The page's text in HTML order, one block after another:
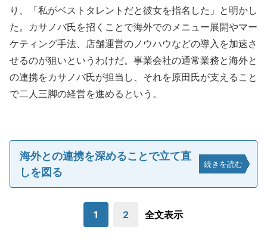
り、「私がベストタレントだと彼女を指名した」と明かし
た。カサノバ氏を招くことで海外でのメニュー展開やマー
ケティング手法、店舗運営のノウハウなどの導入を加速さ
せるのが狙いというわけだ。事業会社の通常業務と海外と
の連携をカサノバ氏が担当し、それを原田氏が支えること
で二人三脚の経営を進めるという。
海外との連携を深めることで立て直
しを図る
続きを読む
1 2 全文表示